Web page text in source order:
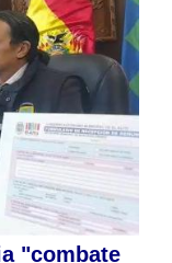
"combate